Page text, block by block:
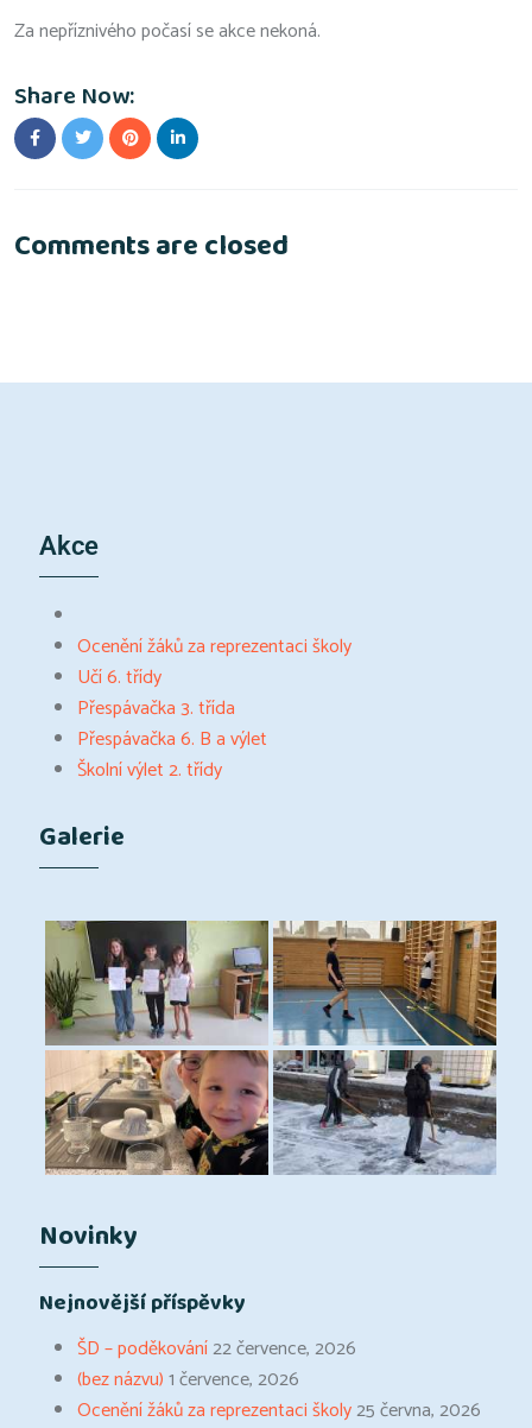
Za nepříznivého počasí se akce nekoná.
Share Now:
Comments are closed
Akce
Ocenění žáků za reprezentaci školy
Učí 6. třídy
Přespávačka 3. třída
Přespávačka 6. B a výlet
Školní výlet 2. třídy
Galerie
Novinky
Nejnovější příspěvky
ŠD – poděkování22 července, 2026
(bez názvu)1 července, 2026
Ocenění žáků za reprezentaci školy25 června, 2026